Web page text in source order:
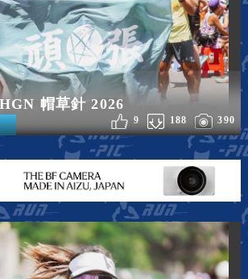
帽草針 2026
390
188
9